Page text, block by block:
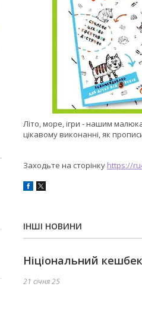
Літо, море, ігри - нашим
цікавому виконанні, як
Заходьте на сторінку https://
ІНШІ НОВИНИ
Ніціональний
21 січня 25